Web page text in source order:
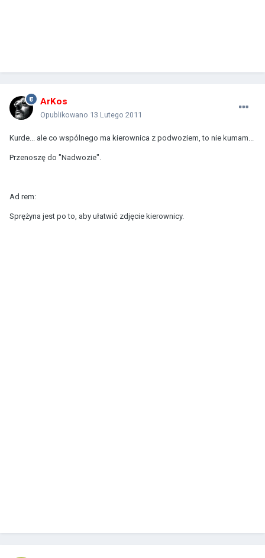
ArKos
Opublikowano 13 Lutego 2011
Kurde... ale co wspólnego ma kierownica z podwoziem, to nie kumam...
Przenoszę do "Nadwozie".
Ad rem:
Sprężyna jest po to, aby ułatwić zdjęcie kierownicy.